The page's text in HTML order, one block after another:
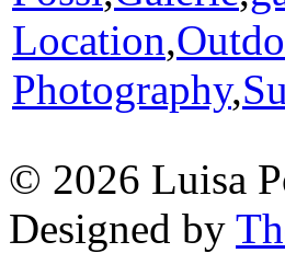
Location,
Photography,
© 2026 Luisa
Designed by